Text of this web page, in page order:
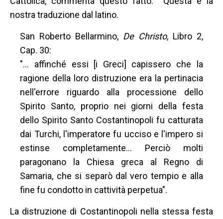
nostra traduzione dal latino.
San Roberto Bellarmino, De Christo, Libro 2,
Cap. 30:
"... affinché essi [i Greci] capissero che la
ragione della loro distruzione era la pertinacia
nell'errore riguardo alla processione dello
Spirito Santo, proprio nei giorni della festa
dello Spirito Santo Costantinopoli fu catturata
dai Turchi, l'imperatore fu ucciso e l'impero si
estinse completamente... Perciò molti
paragonano la Chiesa greca al Regno di
Samaria, che si separò dal vero tempio e alla
fine fu condotto in cattività perpetua".
La distruzione di Costantinopoli nella stessa festa